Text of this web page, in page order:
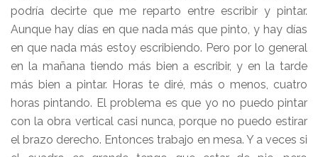
podría decirte que me reparto entre escribir y pintar.
Aunque hay días en que nada más que pinto, y hay días
en que nada más estoy escribiendo. Pero por lo general
en la mañana tiendo más bien a escribir, y en la tarde
más bien a pintar. Horas te diré, más o menos, cuatro
horas pintando. El problema es que yo no puedo pintar
con la obra vertical casi nunca, porque no puedo estirar
el brazo derecho. Entonces trabajo en mesa. Y a veces si